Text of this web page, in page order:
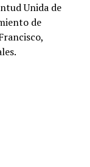
Unida de
de